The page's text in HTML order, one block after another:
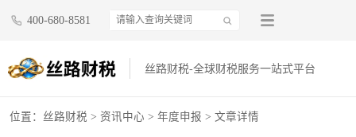
400-680-8581
丝路财税-全球财税服务一站式平台
位置： 丝路财税 > 资讯中心 > 年度申报 > 文章详情